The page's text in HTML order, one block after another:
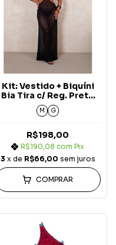
Kit: Vestido + Biquíni
Bia Tira c/ Reg. Preto
Aura (3 peças)
M G
R$198,00
R$190,08com Pix
3 x de R$66,00 sem juros
COMPRAR